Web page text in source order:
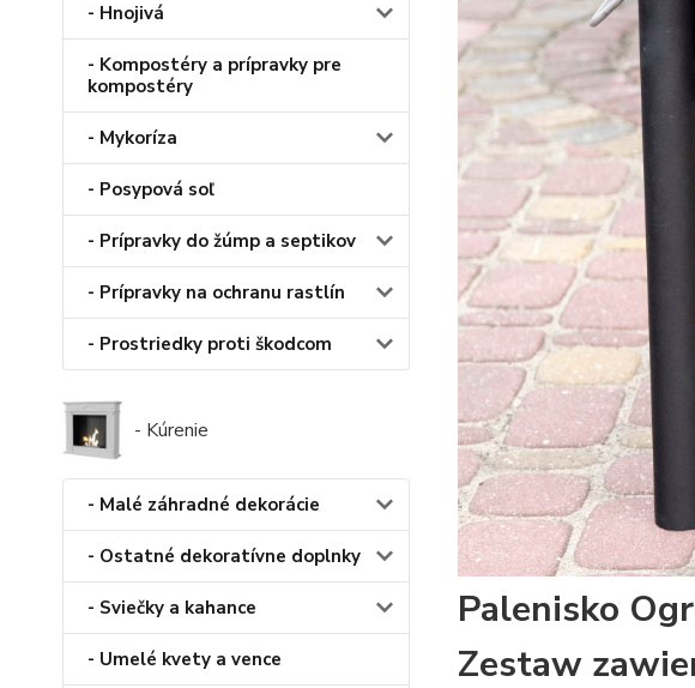
- Hnojivá
- Kompostéry a prípravky pre
kompostéry
- Mykoríza
- Posypová soľ
- Prípravky do žúmp a septikov
- Prípravky na ochranu rastlín
- Prostriedky proti škodcom
- Kúrenie
- Malé záhradné dekorácie
- Ostatné dekoratívne doplnky
- Sviečky a kahance
- Umelé kvety a vence
Palenisko
Zestaw